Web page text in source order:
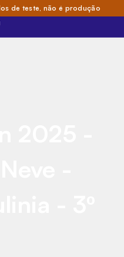
de teste, não é produção